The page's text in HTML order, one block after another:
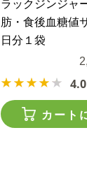
ラックジンジャ
肪・食後血糖値
日分１袋
4.0
カート